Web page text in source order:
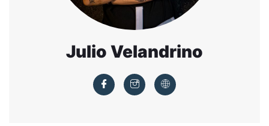
Julio Velandrino